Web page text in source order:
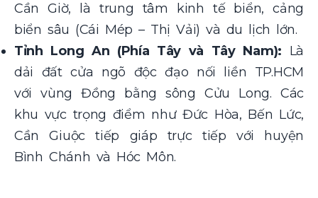
Cần Giờ, là trung tâm kinh tế biển, cảng
biển sâu (Cái Mép – Thị Vải) và du lịch lớn.
Tỉnh Long An (Phía Tây và Tây Nam): Là
dải đất cửa ngõ độc đạo nối liền TP.HCM
với vùng Đồng bằng sông Cửu Long. Các
khu vực trọng điểm như Đức Hòa, Bến Lức,
Cần Giuộc tiếp giáp trực tiếp với huyện
Bình Chánh và Hóc Môn.